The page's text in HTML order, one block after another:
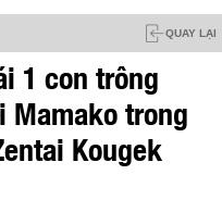
QUAY LẠI
1 con trông
Mamako trong
Kougek